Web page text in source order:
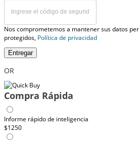
Nos comprometemos a mantener sus datos
protegidos, Política de privacidad
Entregar
OR
Compra Rápida
Informe rápido de inteligencia
$1250